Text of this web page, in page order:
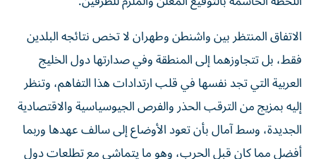
الاتفاق المنتظر بين واشنطن وطهران لا تخص نتائجه البلدين
فقط، بل تتجاوزهما إلى المنطقة وفي صدارتها دول الخليج
العربية التي تجد نفسها في قلب ارتدادات هذا التفاهم، وتنظر
إليه بمزيج من الترقب الحذر والفرص الجيوسياسية والاقتصادية
الجديدة، وسط آمال بأن تعود الأوضاع إلى سالف عهدها وربما
أفضل مما كان قبل الحرب، وهو ما يتماشى مع تطلعات دول